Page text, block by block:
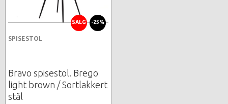
SALG -25%
SPISESTOL
Bravo spisestol. Brego
light brown / Sortlakkert
stål